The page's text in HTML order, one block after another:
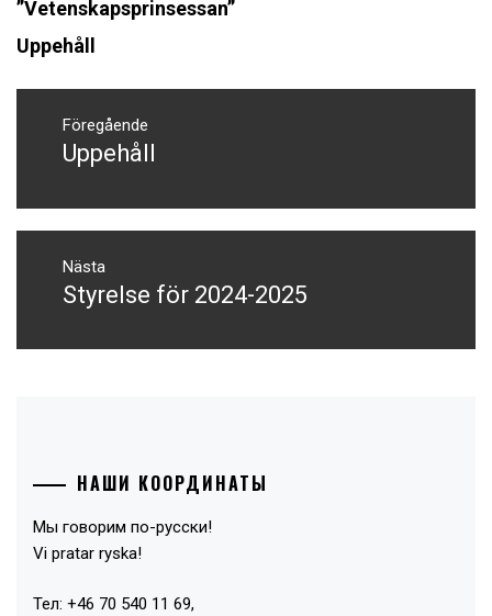
”Vetenskapsprinsessan”
Uppehåll
Inläggsnavigering
Föregående
Föregående
Uppehåll
Nästa
Nästa
Styrelse för 2024-2025
НАШИ КООРДИНАТЫ
Мы говорим по-русски!
Vi pratar ryska!
Тел: +46 70 540 11 69,